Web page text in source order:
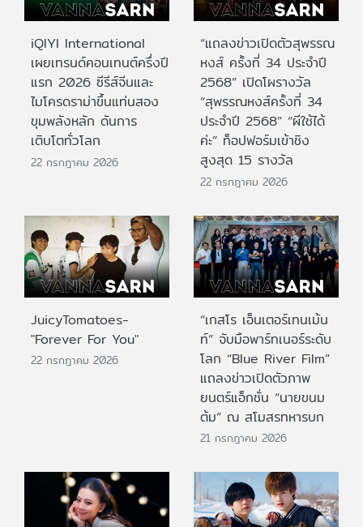
iQIYI International
เผยเทรนด์คอนเทนต์ครึ่งปี
แรก 2026 ซีรีส์จีนและ
ไมโครดราม่าขึ้นแท่นสอง
ขุมพลังหลัก ดันการ
เติบโตทั่วโลก
22 กรกฎาคม 2026
“แถลงข่าวเปิดตัวสุพรรณ
หงส์ ครั้งที่ 34 ประจำปี
2568” เปิดโผรางวัล
“สุพรรณหงส์ครั้งที่ 34
ประจำปี 2568” “ผีใช้ได้
ค่ะ” ท็อปฟอร์มเข้าชิง
สูงสุด 15 รางวัล
22 กรกฎาคม 2026
JuicyTomatoes-
"Forever For You"
22 กรกฎาคม 2026
“เกสโร เอ็นเตอร์เทนเม้น
ท์” จับมือพาร์ทเนอร์ระดับ
โลก “Blue River Film”
แถลงข่าวเปิดตัวภาพ
ยนตร์แอ็กชั่น “นายขนม
ต้ม” ณ สโมสรทหารบก
21 กรกฎาคม 2026